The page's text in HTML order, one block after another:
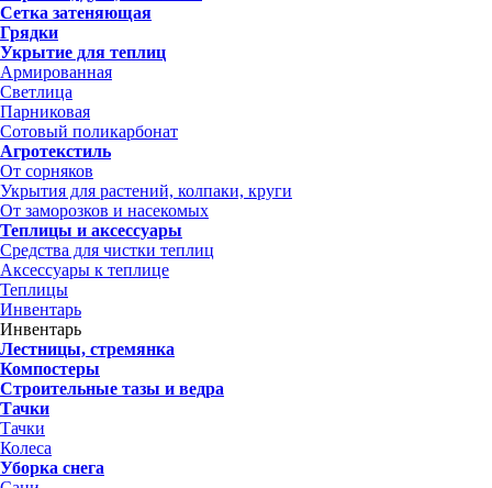
Сетка затеняющая
Грядки
Укрытие для теплиц
Армированная
Светлица
Парниковая
Сотовый поликарбонат
Агротекстиль
От сорняков
Укрытия для растений, колпаки, круги
От заморозков и насекомых
Теплицы и аксессуары
Средства для чистки теплиц
Аксессуары к теплице
Теплицы
Инвентарь
Инвентарь
Лестницы, стремянка
Компостеры
Строительные тазы и ведра
Тачки
Тачки
Колеса
Уборка снега